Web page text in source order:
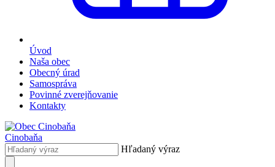
Úvod
Naša obec
Obecný úrad
Samospráva
Povinné zverejňovanie
Kontakty
Cinobaňa
Hľadaný výraz